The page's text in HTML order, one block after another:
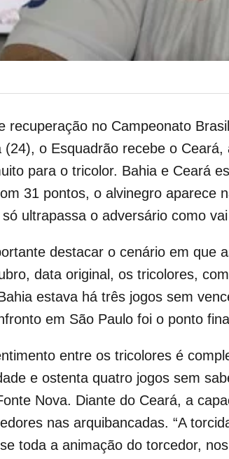
recuperação no Campeonato
(24), o Esquadrão recebe o Ceará,
para o tricolor. Bahia e Ceará
31 pontos, o alvinegro aparece
ultrapassa o adversário como
destacar o cenário em que
data original, os tricolores,
estava há três jogos sem
em São Paulo foi o ponto
entre os tricolores é
e ostenta quatro jogos sem
Nova. Diante do Ceará, a
nas arquibancadas. “A
toda a animação do torcedor,